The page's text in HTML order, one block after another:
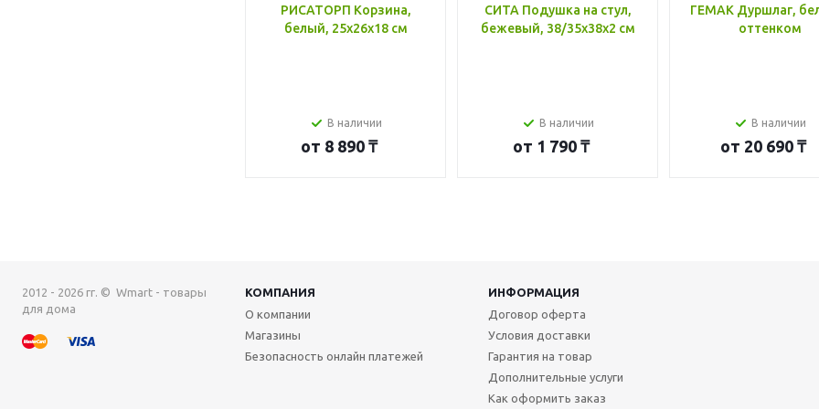
РИСАТОРП Корзина,
белый, 25x26x18 см
В наличии
от 8 890 ₸
СИТА Подушка на стул,
бежевый, 38/35x38x2 см
В наличии
от 1 790 ₸
ГЕМАК Дуршлаг,
оттенком
В наличии
от 20 690 ₸
2012 - 2026 гг. © Wmart - товары
для дома
КОМПАНИЯ
ИНФОРМАЦИЯ
О компании
Магазины
Безопасность онлайн платежей
Договор оферта
Условия доставки
Гарантия на товар
Дополнительные услуги
Как оформить заказ